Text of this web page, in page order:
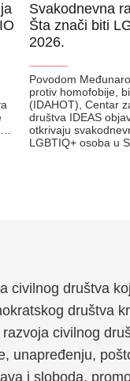
Svakodnevna
Šta znači biti
2026.
Povodom
protiv homofobije,
(IDAHOT), Centar
društva IDEAS
otkrivaju
LGBTIQ+ osoba u
civilnog društva
društva
civilnog
unapređenju,
i sloboda,